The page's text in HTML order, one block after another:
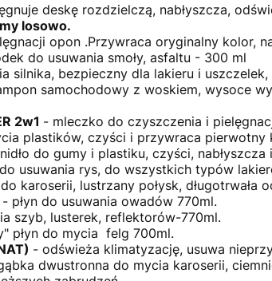
deskę rozdzielczą, nabłyszcza,
losowo.
opon .Przywraca oryginalny kolor,
do usuwania smoły, asfaltu - 300 ml
silnika, bezpieczny dla lakieru i
samochodowy z woskiem, wysoce
2w1 - mleczko do czyszczenia i
plastików, czyści i przywraca
do gumy i plastiku, czyści,
usuwania rys, do wszystkich typów
karoserii, lustrzany połysk, długotrwała
płyn do usuwania owadów 770ml.
szyb, lusterek, reflektorów-770ml.
płyn do mycia felg 700ml.
- odświeża klimatyzację, usuwa
dwustronna do mycia karoserii,